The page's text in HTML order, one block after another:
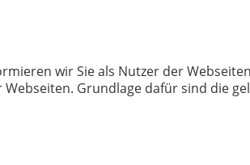
wir Sie als Nutzer der
Grundlage dafür sind die